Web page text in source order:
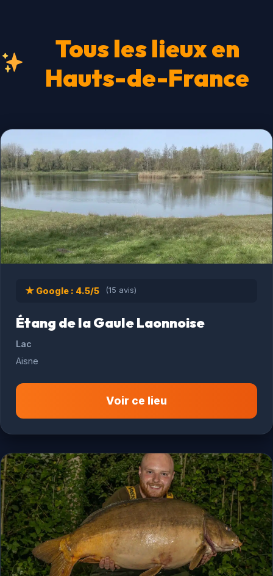
Tous les lieux en
Hauts-de-France
★ Google : 4.5/5 (15 avis)
Étang de la Gaule Laonnoise
Lac
Aisne
Voir ce lieu